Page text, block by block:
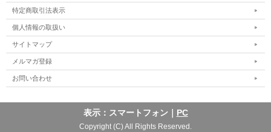
特定商取引法表示
個人情報の取扱い
サイトマップ
メルマガ登録
お問い合わせ
表示：スマートフォン｜ PC
Copyright (C) All Rights Reserved.